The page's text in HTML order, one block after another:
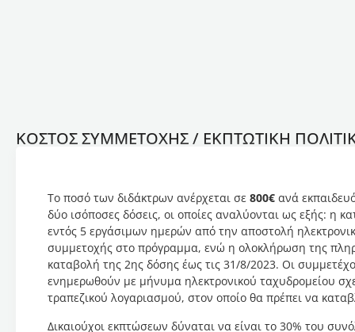
ΚΟΣΤΟΣ ΣΥΜΜΕΤΟΧΗΣ/ ΕΚΠΤΩΤΙΚΗ
Το ποσό των διδάκτρων ανέρχεται σε 800€ ανά
δύο ισόποσες δόσεις, οι οποίες αναλύονται ως εξής: η
εντός 5 εργάσιμων ημερών από την αποστολή
συμμετοχής στο πρόγραμμα, ενώ η ολοκλήρωση της
καταβολή της 2ης δόσης έως τις 31/8/2023. Οι
ενημερωθούν με μήνυμα ηλεκτρονικού ταχυδρομείου
τραπεζικού λογαριασμού, στον οποίο θα πρέπει να
Δικαιούχοι εκπτώσεων δύναται να είναι το 30% του